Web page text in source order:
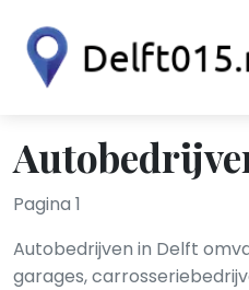
Pagina 1
Autobedrijven in Delft
garages,